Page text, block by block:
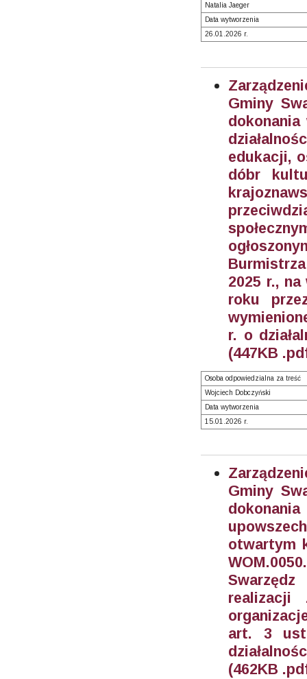
Natalia Jaeger
Data wytworzenia
26.01.2026 r.
Gminy
edukacji,
dóbr
2025 r.,
roku
r. o
(447KB
Osoba odpowiedzialna za treść
Wojciech Dobczyński
Data wytworzenia
15.01.2026 r.
Gminy
otwartym
realizacji
art. 3
(462KB